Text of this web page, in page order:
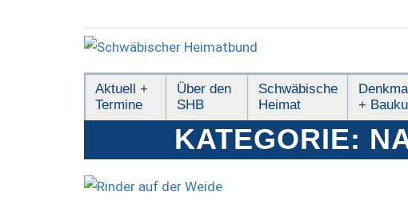
Schwäbischer
Heimatbund
Aktuell +
Termine
Über den
SHB
Schwäbische
Heimat
+
KATEGORIE: